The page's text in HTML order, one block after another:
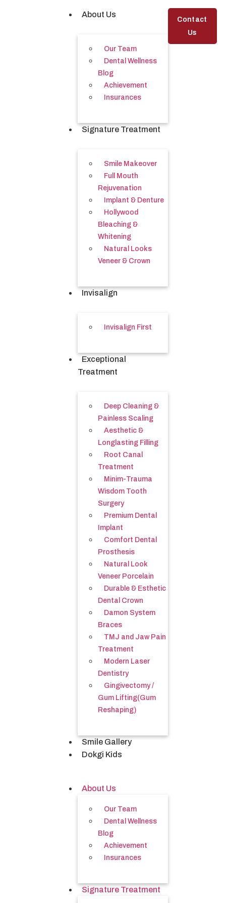
About Us
Our Team
Dental Wellness
Blog
Achievement
Insurances
Signature Treatment
Smile Makeover
Full Mouth
Rejuvenation
Implant & Denture
Hollywood
Bleaching &
Whitening
Natural Looks
Veneer & Crown
Invisalign
Invisalign First
Exceptional
Treatment
Deep Cleaning &
Painless Scaling
Aesthetic &
Longlasting Filling
Root Canal
Treatment
Minim-Trauma
Wisdom Tooth
Surgery
Premium Dental
Implant
Comfort Dental
Prosthesis
Natural Look
Veneer Porcelain
Durable & Esthetic
Dental Crown
Damon System
Braces
TMJ and Jaw Pain
Treatment
Modern Laser
Dentistry
Gingivectomy /
Gum Lifting(Gum
Reshaping)
Smile Gallery
Dokgi Kids
About Us
Our Team
Dental Wellness
Blog
Achievement
Insurances
Signature Treatment
Contact
Us